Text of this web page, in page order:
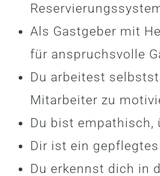
Als Gastgeber mit
für anspruchsvolle
Du arbeitest
Mitarbeiter zu
Du bist
Dir ist ein
Du erkennst dich in